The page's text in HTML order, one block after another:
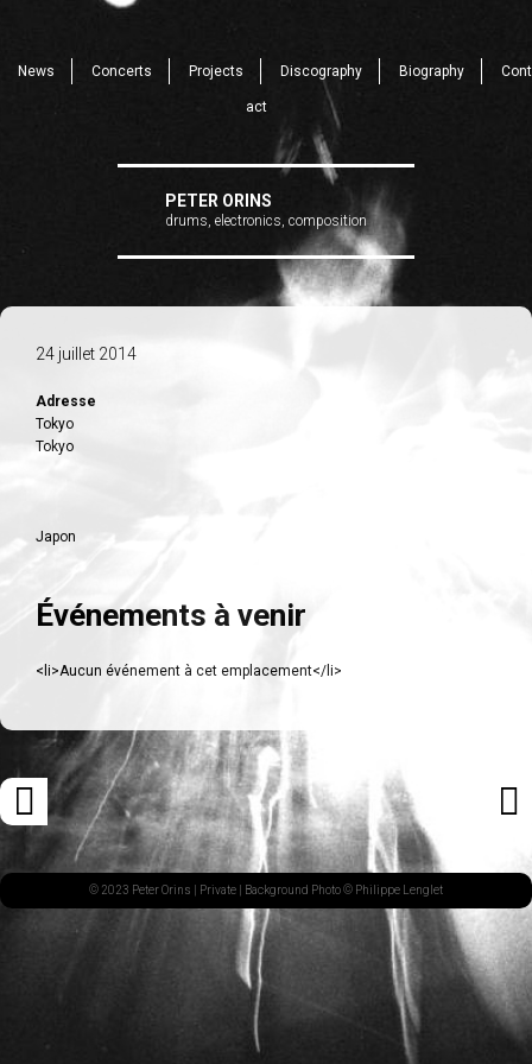
News Concerts Projects Discography Biography Cont
act
PETER ORINS
drums, electronics, composition
24 juillet 2014
Adresse
Tokyo
Tokyo
Japon
Événements à venir
<li>Aucun événement à cet emplacement</li>
Navigation
des
articles
ARTICLE
PRÉCÉDENT© 2023 Peter Orins | Private | Background Photo © Philippe Lenglet